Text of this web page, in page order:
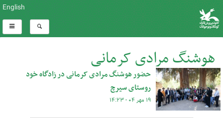
English
هوشنگ مرادی کرمانی
کل اخبار:28
حضور هوشنگ مرادی کرمانی در زادگاه خود
روستای سیرچ
۱۹ مهر ۰۴ - ۱۴:۲۳